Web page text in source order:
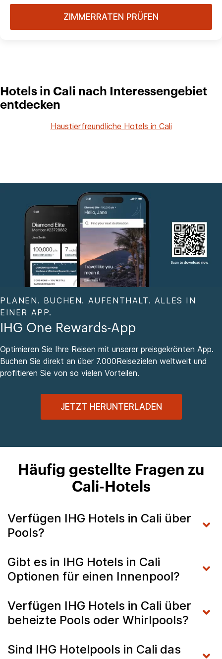
ZIMMERRATEN PRÜFEN
Hotels in Cali nach Interessengebiet
entdecken
Haustierfreundliche Hotels in Cali
PLANEN. BUCHEN. AUFENTHALT. ALLES IN
EINER APP.
IHG One Rewards-App
Optimieren Sie Ihre Reisen mit unserer preisgekrönten App.
Buchen Sie direkt an über 7.000Reisezielen weltweit und
profitieren Sie von so vielen Vorteilen.
JETZT HERUNTERLADEN
Häufig gestellte Fragen zu
Cali-Hotels
Verfügen IHG Hotels in Cali über
Pools?
Gibt es in IHG Hotels in Cali
Optionen für einen Innenpool?
Verfügen IHG Hotels in Cali über
beheizte Pools oder Whirlpools?
Sind IHG Hotelpools in Cali das